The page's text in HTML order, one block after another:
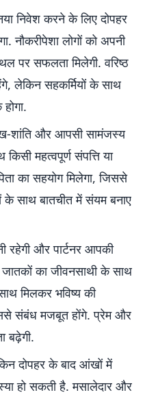
निवेश करने के लिए दोपहर
लोगों को अपनी
पर सफलता मिलेगी. वरिष्ठ
लेकिन सहकर्मियों के साथ
शांति और आपसी सामंजस्य
महत्वपूर्ण संपत्ति या
का सहयोग मिलेगा, जिससे
के साथ बातचीत में संयम बनाए
रहेगी और पार्टनर आपकी
जातकों का जीवनसाथी के साथ
मिलकर भविष्य की
संबंध मजबूत होंगे. प्रेम और
बढ़ेगी.
दोपहर के बाद आंखों में
हो सकती है. मसालेदार और